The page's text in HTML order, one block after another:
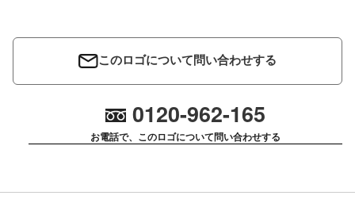
このロゴについて問い合わせする
0120-962-165
お電話で、このロゴについて問い合わせする